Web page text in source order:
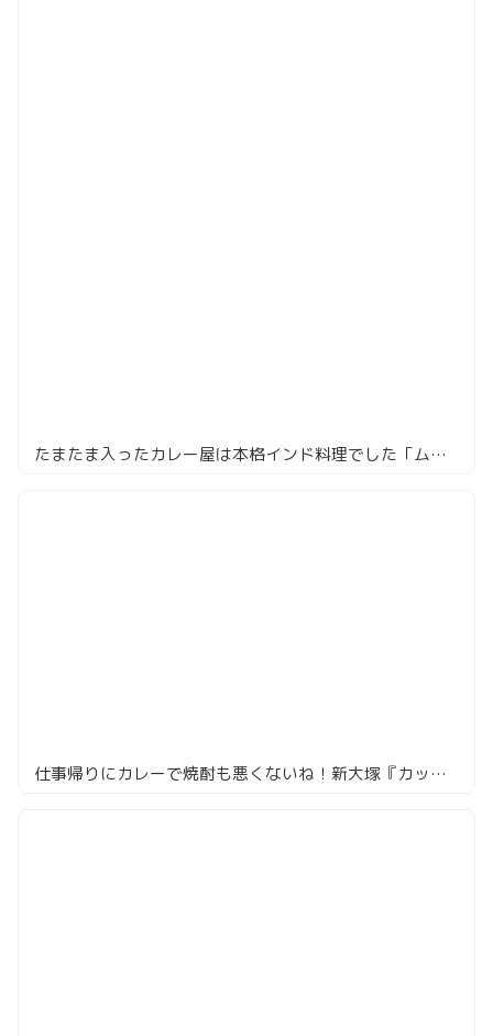
たまたま入ったカレー屋は本格インド料理でした「ムンバイ」
仕事帰りにカレーで焼酎も悪くないね！新大塚『カッチャルバッチャル』のひとり時間